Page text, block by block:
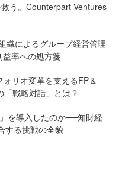
う。Counterpart Ventures
織によるグループ経営管理
率への処方箋
リオ変革を支えるFP＆
戦略対話」とは？
を導入したのか──知財経
する挑戦の全貌